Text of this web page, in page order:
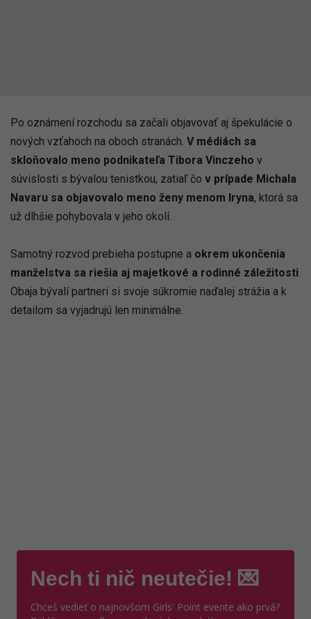
Po oznámení rozchodu sa začali objavovať aj špekulácie o
nových vzťahoch na oboch stranách. V médiách sa
skloňovalo meno podnikateľa Tibora Vinczeho v
súvislosti s bývalou tenistkou, zatiaľ čo v prípade Michala
Navaru sa objavovalo meno ženy menom Iryna, ktorá sa
už dlhšie pohybovala v jeho okolí.
Samotný rozvod prebieha postupne a okrem ukončenia
manželstva sa riešia aj majetkové a rodinné záležitosti.
Obaja bývalí partneri si svoje súkromie naďalej strážia a k
detailom sa vyjadrujú len minimálne.
Nech ti nič neutečie! 💌
Chceš vedieť o najnovšom Girls' Point evente ako prvá?